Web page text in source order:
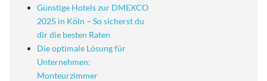
Günstige Hotels zur DMEXCO
2025 in Köln – So sicherst du
dir die besten Raten
Die optimale Lösung für
Unternehmen:
Monteurzimmer